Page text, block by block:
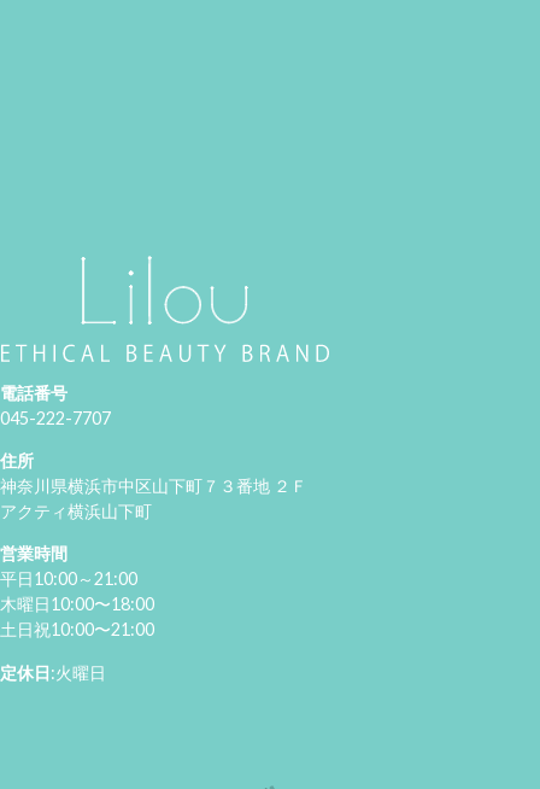
電話番号
045-222-7707
住所
神奈川県横浜市中区山下町７３番地 ２Ｆ
アクティ横浜山下町
営業時間
平日10:00～21:00
木曜日10:00〜18:00
土日祝10:00〜21:00
定休日:火曜日